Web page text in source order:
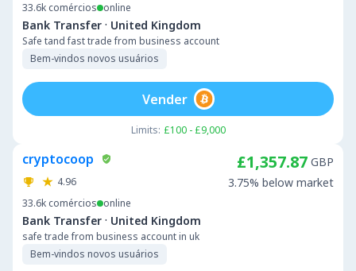
33.6k comércios online
Bank Transfer · United Kingdom
Safe tand fast trade from business account
Bem-vindos novos usuários
Limits: £100 - £9,000
Vender
cryptocoop
4.96
33.6k comércios online
Bank Transfer · United Kingdom
safe trade from business account in uk
Bem-vindos novos usuários
£1,357.87 GBP
3.75% below market